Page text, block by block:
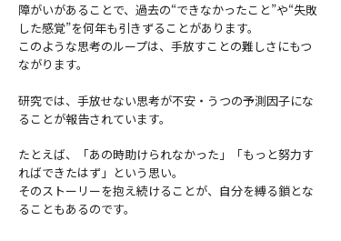
障がいがあることで、過去の“できなかったこと”や“失敗
した感覚”を何年も引きずることがあります。
このような思考のループは、手放すことの難しさにもつ
ながります。
研究では、手放せない思考が不安・うつの予測因子にな
ることが報告されています。
たとえば、「あの時助けられなかった」「もっと努力す
ればできたはず」という思い。
そのストーリーを抱え続けることが、自分を縛る鎖とな
ることもあるのです。